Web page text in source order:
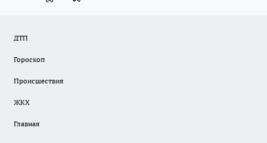
ДТП
Гороскоп
Происшествия
ЖКХ
Главная